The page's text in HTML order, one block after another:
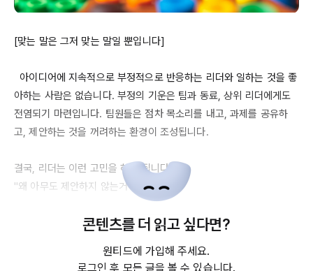
[맞는 말은 그저 맞는 말일 뿐입니다]
아하는 사람은 없습니다. 부정의 기운은 팀과 동료, 상위 리더에게도
전염되기 마련입니다. 팀원들은 점차 목소리를 내고, 과제를 공유하
고, 제안하는 것을 꺼려하는 환경이 조성됩니다.
결국, 리더는 이런 고민을 하게 됩니다.
"왜 아무도 제안하지 않는거야?"
"팀원들의 역량이 부족해, 본인이 생각하는 서비스의 방향성을 왜 말
콘텐츠를 더 읽고 싶다면?
원티드에 가입해 주세요.
로그인 후 모든 글을 볼 수 있습니다.